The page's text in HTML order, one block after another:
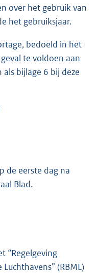
over het gebruik van
het gebruiksjaar.
bedoeld in het
te voldoen aan
bijlage 6 bij deze
de eerste dag na
Blad.
“Regelgeving
(RBML)